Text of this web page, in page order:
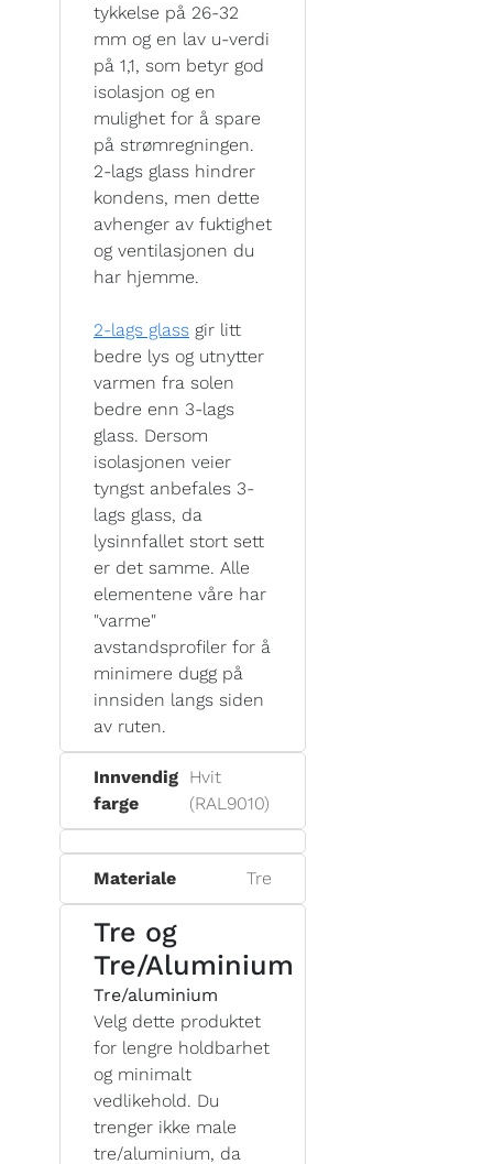
tykkelse på 26-32
mm og en lav u-verdi
på 1,1, som betyr god
isolasjon og en
mulighet for å spare
på strømregningen.
2-lags glass hindrer
kondens, men dette
avhenger av fuktighet
og ventilasjonen du
har hjemme.
2-lags glass gir litt
bedre lys og utnytter
varmen fra solen
bedre enn 3-lags
glass. Dersom
isolasjonen veier
tyngst anbefales 3-
lags glass, da
lysinnfallet stort sett
er det samme. Alle
elementene våre har
"varme"
avstandsprofiler for å
minimere dugg på
innsiden langs siden
av ruten.
Innvendig
farge
Hvit
(RAL9010)
Materiale Tre
Tre og
Tre/Aluminium
Tre/aluminium
Velg dette produktet
for lengre holdbarhet
og minimalt
vedlikehold. Du
trenger ikke male
tre/aluminium, da